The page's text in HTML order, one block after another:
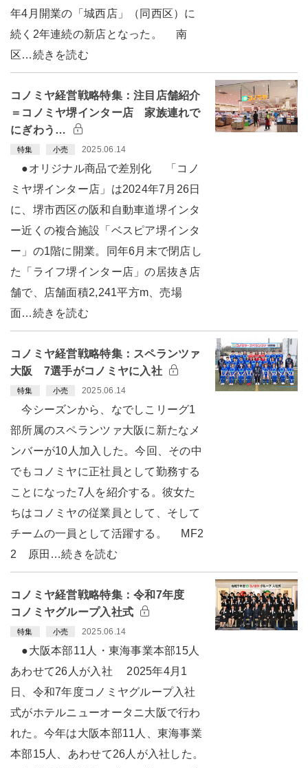
年4月開業の「城西店」（同西区）に
続く2年連続の新店となった。 南
区…続きを読む
コノミヤ経営戦略特集：注目店舗紹介
＝コノミヤ堺インター店 家族連れで
にぎわう…
特集 小売 2025.06.14
●オリジナル商品で差別化 「コノ
ミヤ堺インター店」は2024年7月26日
に、堺市西区の阪和自動車道堺インタ
ー近くの複合施設「ベスピア堺インタ
ー」の1階に開業。同年6月末で閉店し
た「ライフ堺インター店」の居抜き店
舗で、店舗面積2,241平方m、売場
面…続きを読む
コノミヤ経営戦略特集：スペランツァ
大阪 7選手がコノミヤに入社
特集 小売 2025.06.14
今シーズンから、なでしこリーグ1
部所属のスペランツァ大阪に新たなメ
ンバーが10人加入した。今回、その中
でもコノミヤに正社員として勤務する
ことになった7人を紹介する。彼女た
ちはコノミヤの従業員として、そして
チームの一員として活躍する。 MF2
2 原田…続きを読む
コノミヤ経営戦略特集：令和7年度
コノミヤグループ入社式
特集 小売 2025.06.14
●大阪本部11人・東海事業本部15人
あわせて26人が入社 2025年4月1
日、令和7年度コノミヤグループ入社
式がホテルニューオータニ大阪で行わ
れた。今年は大阪本部11人、東海事業
本部15人、あわせて26人が入社した。